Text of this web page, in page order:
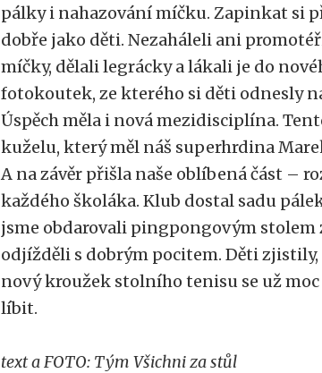
pálky i nahazování míčku. Zapinkat si
dobře jako děti. Nezaháleli ani
míčky, dělali legrácky a lákali je do
fotokoutek, ze kterého si děti odnesly
Úspěch měla i nová mezidisciplína.
kuželu, který měl náš superhrdina
A na závěr přišla naše oblíbená část –
každého školáka. Klub dostal sadu
jsme obdarovali pingpongovým stolem
odjížděli s dobrým pocitem. Děti
nový kroužek stolního tenisu se už moc
líbit.
text a FOTO: Tým Všichni za stůl